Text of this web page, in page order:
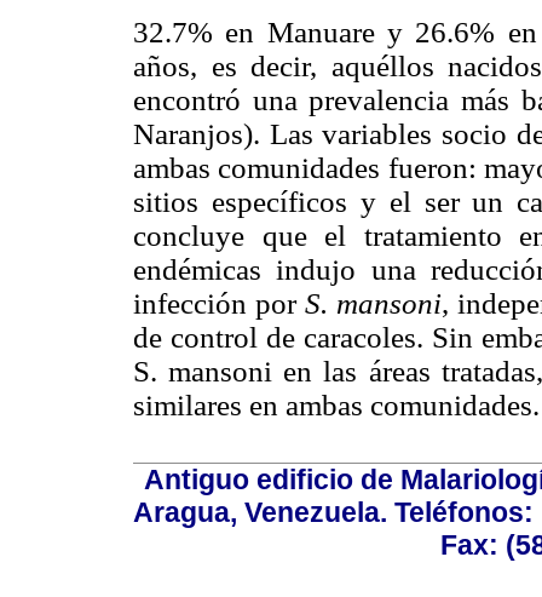
32.7% en Manuare y 26.6%
años, es decir, aquéllos
encontró una prevalencia más
Naranjos). Las variables socio
ambas comunidades fueron:
sitios específicos y el ser un
concluye que el tratamiento
endémicas indujo una
infección por S. mansoni,
de control de caracoles. Sin
S. mansoni en las áreas
similares en ambas comunidades.
Antiguo edificio de
Aragua, Venezuela. Teléfonos:
Fax: